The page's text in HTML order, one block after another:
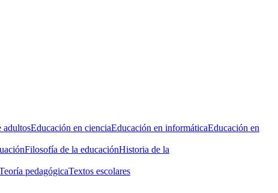
adultosEducación en cienciaEducación en informáticaEducación en
Filosofía de la educaciónHistoria de la
pedagógicaTextos escolares